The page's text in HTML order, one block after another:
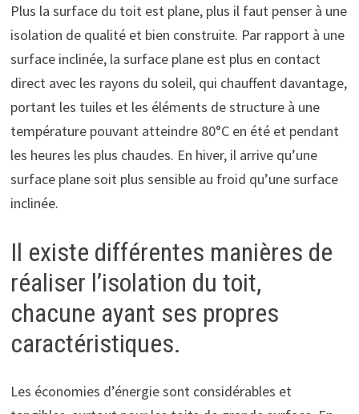
Plus la surface du toit est plane, plus il faut penser à une
isolation de qualité et bien construite. Par rapport à une
surface inclinée, la surface plane est plus en contact
direct avec les rayons du soleil, qui chauffent davantage,
portant les tuiles et les éléments de structure à une
température pouvant atteindre 80°C en été et pendant
les heures les plus chaudes. En hiver, il arrive qu’une
surface plane soit plus sensible au froid qu’une surface
inclinée.
Il existe différentes manières de
réaliser l’isolation du toit,
chacune ayant ses propres
caractéristiques.
Les économies d’énergie sont considérables et